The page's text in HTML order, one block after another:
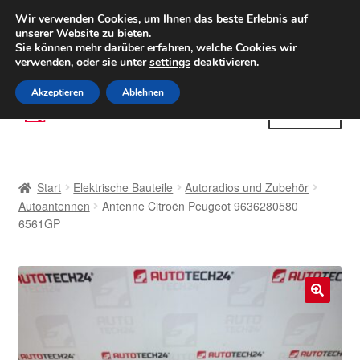
LIEFERUNG ab 6 EUR
Weltweiter Versand
(800) 500 564Mo-Fr 9-16 Uhr
Zur
Navigation
Zum
Inhalt
AGB
Beschwerdeordnung
Start Elektrische Bauteile
Autoradios und Zubehör
Autoantennen
Antenne Citroën Peugeot 9636280580
6561GP
Wir verwenden Cookies, um Ihnen das beste Erlebnis auf
unserer Website zu bieten.
Sie können mehr darüber erfahren, welche Cookies wir
verwenden, oder sie untersettings deaktivieren.
Akzeptieren Ablehnen